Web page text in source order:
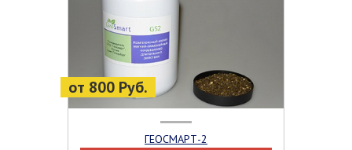
от 800 Руб.
ГЕОСМАРТ-2